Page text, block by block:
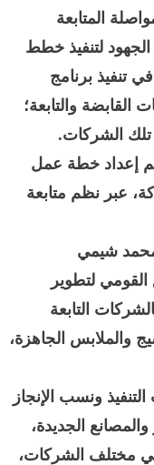
المتابعة
الجهود لتنفيذ خطط
تنفيذ برنامج
والتابعة؛
الشركات.
تم إعداد خطة عمل
عبر نظم متابعة
محمد شيمي
لتطوير
التابعة
والملابس الجاهزة،
ونسب الإنجاز
الجديدة،
في مختلف الشركات،